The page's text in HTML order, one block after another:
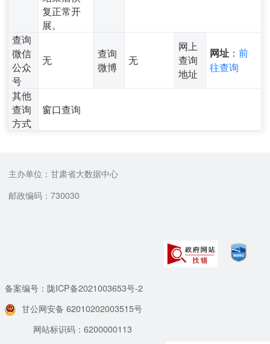
复正常开
展。
查询
微信
公众
号
无
查询
微博
无
网上
查询
地址
网址 ：前
往查询
其他
查询
方式
窗口查询
主办单位：甘肃省大数据中心
邮政编码：730030
备案编号：陇ICP备2021003653号-2
甘公网安备 62010202003515号
网站标识码：6200000113